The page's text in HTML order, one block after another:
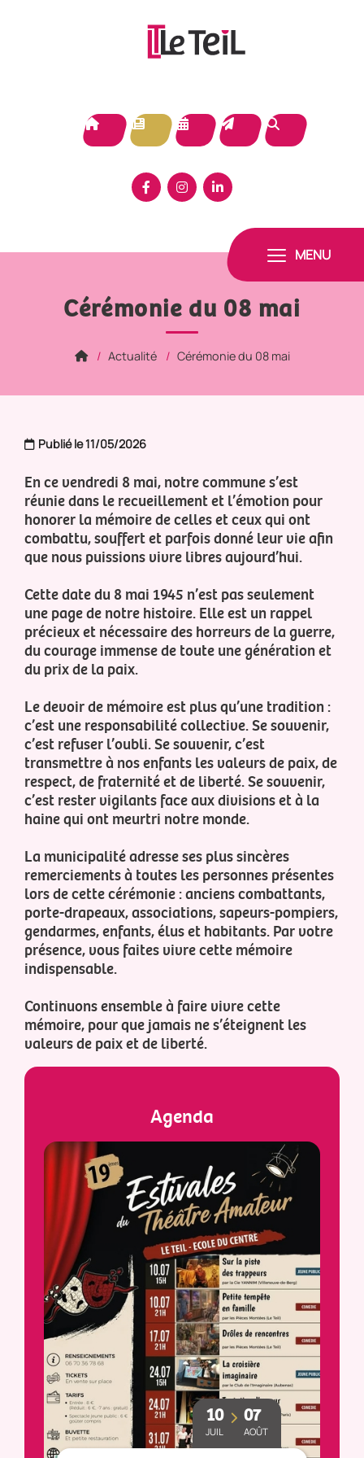
MENU
Cérémonie du 08 mai
Actualité Cérémonie du 08 mai
Publié le 11/05/2026
En ce vendredi 8 mai, notre commune s’est
réunie dans le recueillement et l’émotion pour
honorer la mémoire de celles et ceux qui ont
combattu, souffert et parfois donné leur vie afin
que nous puissions vivre libres aujourd’hui.
Cette date du 8 mai 1945 n’est pas seulement
une page de notre histoire. Elle est un rappel
précieux et nécessaire des horreurs de la guerre,
du courage immense de toute une génération et
du prix de la paix.
Le devoir de mémoire est plus qu’une tradition :
c’est une responsabilité collective. Se souvenir,
c’est refuser l’oubli. Se souvenir, c’est
transmettre à nos enfants les valeurs de paix, de
respect, de fraternité et de liberté. Se souvenir,
c’est rester vigilants face aux divisions et à la
haine qui ont meurtri notre monde.
La municipalité adresse ses plus sincères
remerciements à toutes les personnes présentes
lors de cette cérémonie : anciens combattants,
porte-drapeaux, associations, sapeurs-pompiers,
gendarmes, enfants, élus et habitants. Par votre
présence, vous faites vivre cette mémoire
indispensable.
Continuons ensemble à faire vivre cette
mémoire, pour que jamais ne s’éteignent les
valeurs de paix et de liberté.
Agenda
10
JUIL
07
AOÛT